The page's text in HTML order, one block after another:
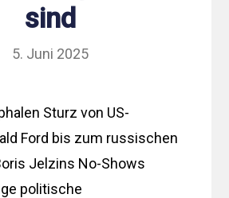
sind
5. Juni 2025
Sturz von US-
Ford bis zum russischen
Jelzins No-Shows
politische